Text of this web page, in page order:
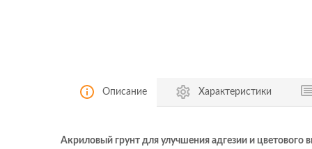
Описание Характеристики
Акриловый грунт для улучшения адгезии и цветового